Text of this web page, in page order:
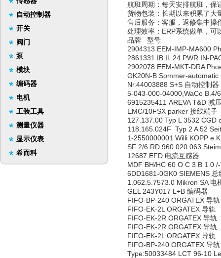
自动控制器
开关
阀门
泵
模块
编码器
电机
工装工具
测量仪器
显示仪表
希而科
航班周期：每天安排航班，保
货物包装：长期以来积累了大
售后服务：客服，返修集中操
处理效率：ERP系统做单，可
品牌 型号
2904313 EEM-IMP-MA600
2861331 IB IL 24 PWR IN-
2902078 EEM-MKT-DRA
GK20N-B Sommer-
Nr.44003888 S+S 自动控制器
5-043-000-04000,WaCo B.4/
6915235411 AREVA T&D 减
EMC/10FSX parker 接线端子
127.137.00 Typ L 3532 CGD
118.165.024F Typ 2 A 52
1-2550000001 Willi KOPP
SF 2/6 RD 960.020.063
12687 EFD 电流互感器
MDF BH/HC 60 O C 3 B 1.0
6DD1681-0GK0 SIEMENS 总
1.062.5.7573.0 Mikron SA 电
GEL 243Y017 L+B 编码器
FIFO-BP-240 ORGATEX 导轨
FIFO-EK-2L ORGATEX 导轨
FIFO-EK-2R ORGATEX 导轨
FIFO-EK-2R ORGATEX 导轨
FIFO-EK-2L ORGATEX 导轨
FIFO-BP-240 ORGATEX 导轨
Type:50033484 LCT 96-10